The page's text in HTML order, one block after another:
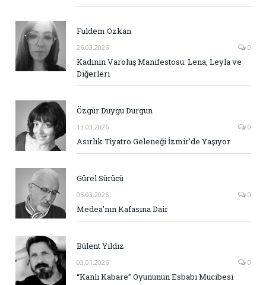
Fuldem Özkan
26.03.2026 0
Kadının Varoluş Manifestosu: Lena, Leyla ve
Diğerleri
Özgür Duygu Durgun
13.03.2026 0
Asırlık Tiyatro Geleneği İzmir’de Yaşıyor
Gürel Sürücü
05.03.2026 0
Medea’nın Kafasına Dair
Bülent Yıldız
03.01.2026 0
“Kanlı Kabare” Oyununun Esbabı Mucibesi